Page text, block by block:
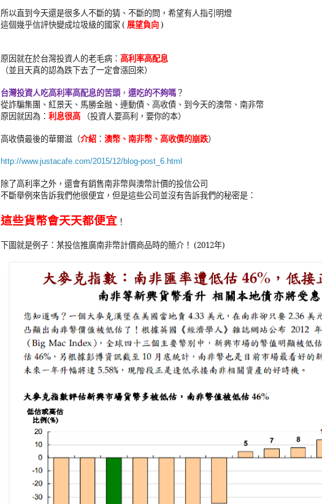
所以直到今天還是很多人不斷的猜、不斷的問，希望有人指引明燈
這個幾乎信評快變成垃圾級的國家( 展望負向)
原因就在於台灣投資人的老毛病： 高利率高配息
（並且天真的認為跌下去了一定會漲回來）
台灣投資人吃高利率高配息的苦頭， 還吃的不夠嗎？
從詐騙集團、紅景天、馬勝金融、連動債、高收債、到今天的澳幣、南非幣
原因就因為： 利息很高 （投資人要高利，要你的本）
高收債最後的華爾滋 （介紹 ： 澳幣、南非幣、高收債的崩跌）
http://www.justacafe.com/2015/12/blog-post_6.html
除了高利率之外，還會有銷售南非幣與澳幣計價的投信公司
不斷舉例來告訴我們他很便宜，但是這些公司並沒有告訴我們的秘密是：
這些貨幣會天天都便宜 ！
下圖就是例子：某投信推廣南非幣計價商品時的簡介！ (2012年)